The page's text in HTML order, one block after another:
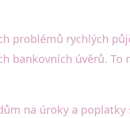
problémů rychlých
bankovních úvěrů.
na úroky a